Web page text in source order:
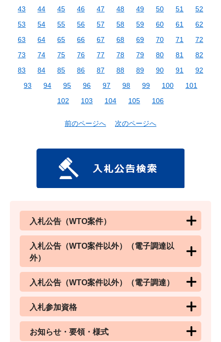
43
44 45 46 47 48 49 50 51
52
53
54 55 56 57 58 59 60 61
62
63
64 65 66 67 68 69 70 71
72
73
74 75 76 77 78 79 80 81
82
83
84 85 86 87 88 89 90 91
92
93
94 95 96 97 98 99 100
101
102
103 104 105 106
前のページへ 次のページへ
入札公告（WTO案件）
入札公告（WTO案件以外）（電子調達以
外）
入札公告（WTO案件以外）（電子調達）
入札参加資格
お知らせ・要領・様式